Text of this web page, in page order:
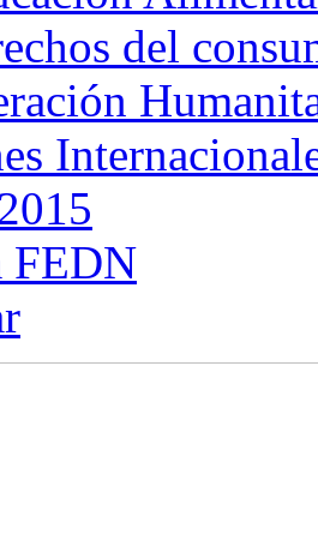
del
FEDN